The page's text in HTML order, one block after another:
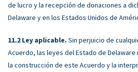
de lucro y la recepción de donaciones a
Delaware y en los Estados Unidos de
Ley aplicable. Sin perjuicio de
Acuerdo, las leyes del Estado de
la construcción de este Acuerdo y la